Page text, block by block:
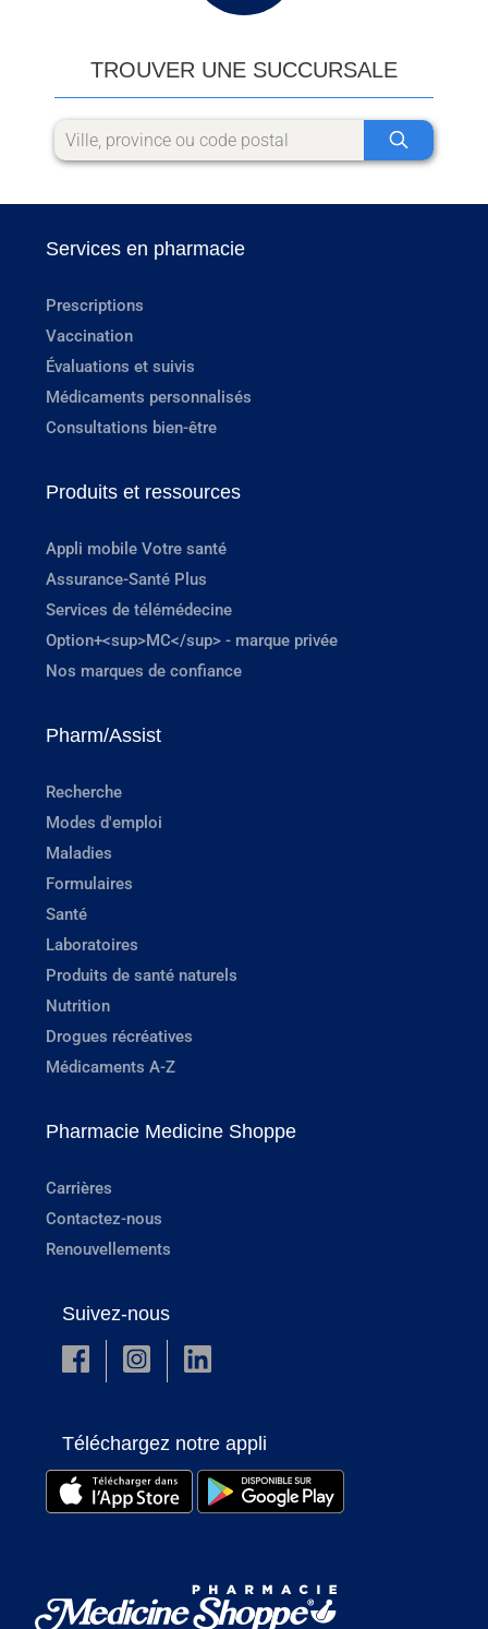
TROUVER UNE SUCCURSALE
Services en pharmacie
Prescriptions
Vaccination
Évaluations et suivis
Médicaments personnalisés
Consultations bien-être
Produits et ressources
Appli mobile Votre santé
Assurance-Santé Plus
Services de télémédecine
Option+<sup>MC</sup> - marque privée
Nos marques de confiance
Pharm/Assist
Recherche
Modes d'emploi
Maladies
Formulaires
Santé
Laboratoires
Produits de santé naturels
Nutrition
Drogues récréatives
Médicaments A-Z
Pharmacie Medicine Shoppe
Carrières
Contactez-nous
Renouvellements
Suivez-nous
Téléchargez notre appli